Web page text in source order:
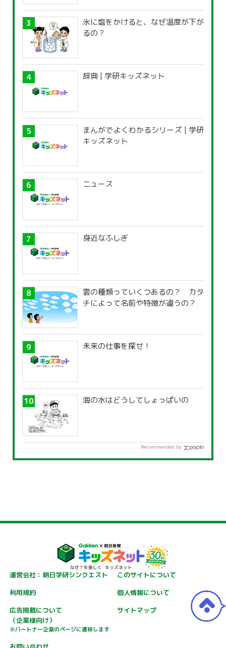
氷に塩をかけると、なぜ温度が下が
るの？
辞典 | 学研キッズネット
まんがでよくわかるシリーズ | 学研
キッズネット
ニュース
身近なふしぎ
雲の種類っていくつあるの？ カタ
チによって名前や特徴が違うの？
未来の仕事を探せ！
海の水はどうしてしょっぱいの
Recommended by
運営会社：朝日学研シンクエスト
このサイトについて
利用規約
個人情報について
広告掲載について
（企業様向け）
※パートナー企業のページに遷移します
サイトマップ